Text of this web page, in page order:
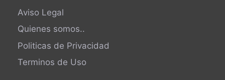
Aviso Legal
Quienes somos..
Politicas de Privacidad
Terminos de Uso